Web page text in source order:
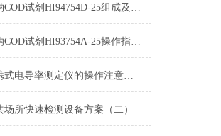
哈钠COD试剂HI94754D-25组成及测量范围
哈纳COD试剂HI93754A-25操作指南及测量标准
便携式电导率测定仪的操作注意要点分析
场所快速检测设备方案（二）